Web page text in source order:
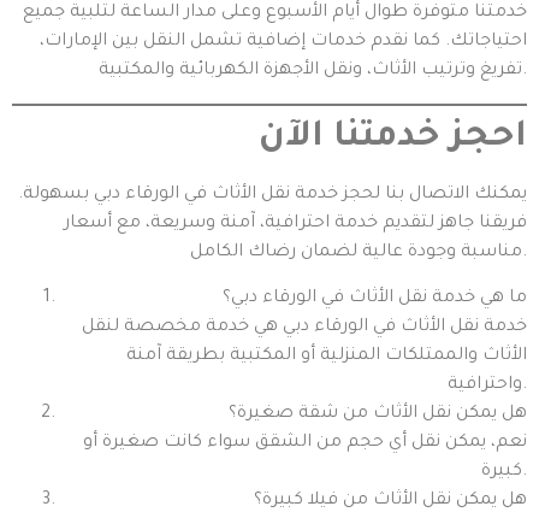
خدمتنا متوفرة طوال أيام الأسبوع وعلى مدار الساعة لتلبية جميع
احتياجاتك. كما نقدم خدمات إضافية تشمل النقل بين الإمارات،
تفريغ وترتيب الأثاث، ونقل الأجهزة الكهربائية والمكتبية.
احجز خدمتنا الآن
يمكنك الاتصال بنا لحجز خدمة نقل الأثاث في الورقاء دبي بسهولة.
فريقنا جاهز لتقديم خدمة احترافية، آمنة وسريعة، مع أسعار
مناسبة وجودة عالية لضمان رضاك الكامل.
ما هي خدمة نقل الأثاث في الورقاء دبي؟
خدمة نقل الأثاث في الورقاء دبي هي خدمة مخصصة لنقل
الأثاث والممتلكات المنزلية أو المكتبية بطريقة آمنة
واحترافية.
هل يمكن نقل الأثاث من شقة صغيرة؟
نعم، يمكن نقل أي حجم من الشقق سواء كانت صغيرة أو
كبيرة.
هل يمكن نقل الأثاث من فيلا كبيرة؟